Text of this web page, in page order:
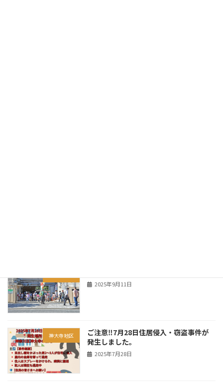
2025年9月11日
神大寺地区
ご注意‼7月28日住居侵入・窃盗事件が
発生しました。
2025年7月28日